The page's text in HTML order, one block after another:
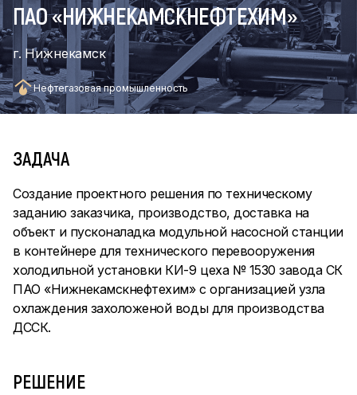
ПАО «НИЖНЕКАМСКНЕФТЕХИМ»
г. Нижнекамск
Нефтегазовая промышленность
ЗАДАЧА
Создание проектного решения по техническому
заданию заказчика, производство, доставка на
объект и пусконаладка модульной насосной станции
в контейнере для технического перевооружения
холодильной установки КИ-9 цеха № 1530 завода СК
ПАО «Нижнекамскнефтехим» с организацией узла
охлаждения захоложеной воды для производства
ДССК.
РЕШЕНИЕ